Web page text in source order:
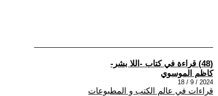
(48) قراءة في كتاب -اللا بشر-
كاظم الموسوي
2024 / 9 / 18
قراءات في عالم الكتب و المطبوعات